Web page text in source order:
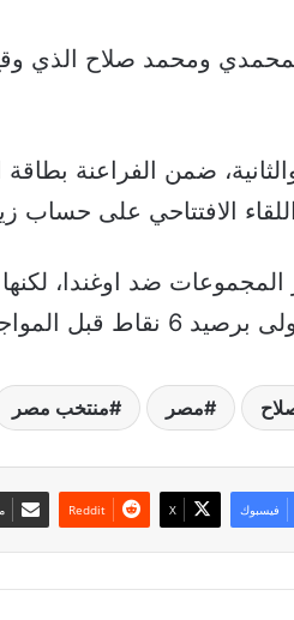
ومحمد صلاح الذي وقع
ضمن الفراعنة
الافتتاحي على حساب
ضد اوغندا،
المتبقية.
مصر منتخب مصر
فيسبوك ‫X
‏Reddit